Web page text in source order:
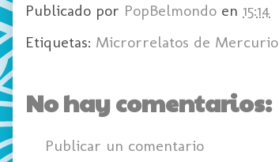
Publicado por PopBelmondo en 15:14
Etiquetas: Microrrelatos de Mercurio
No hay comentarios:
Publicar un comentario